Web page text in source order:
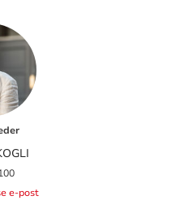
e-post